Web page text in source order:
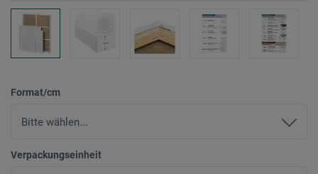
Format/cm
Verpackungseinheit